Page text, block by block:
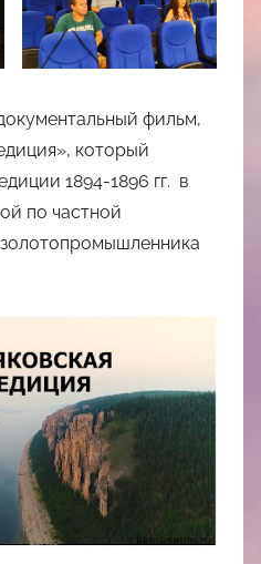
фильм,
который
1894-1896 гг. в
по частной